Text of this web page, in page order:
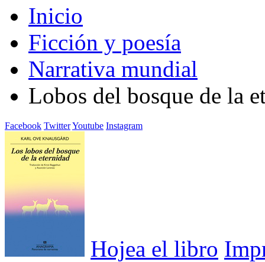
Inicio
Ficción y poesía
Narrativa mundial
Lobos del bosque de la
Facebook TwitterYoutube Instagram
Hojea el libro